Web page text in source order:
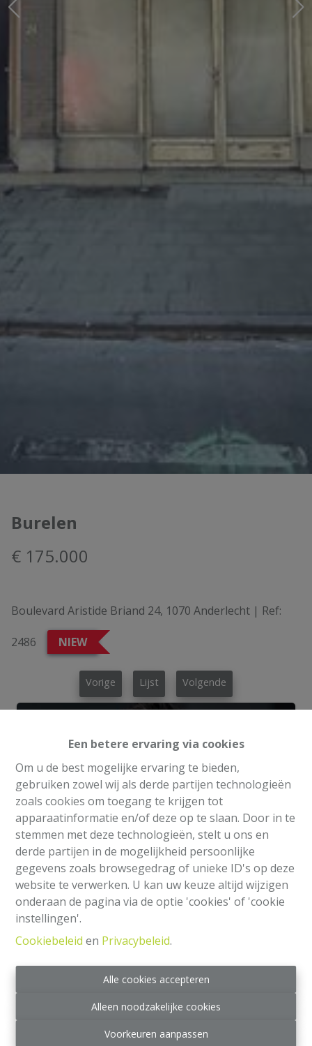
Een betere ervaring via cookies
Om u de best mogelijke ervaring te bieden,
gebruiken zowel wij als derde partijen technologieën
zoals cookies om toegang te krijgen tot
apparaatinformatie en/of deze op te slaan. Door in te
stemmen met deze technologieën, stelt u ons en
derde partijen in de mogelijkheid persoonlijke
gegevens zoals browsegedrag of unieke ID's op deze
website te verwerken. U kan uw keuze altijd wijzigen
onderaan de pagina via de optie 'cookies' of 'cookie
instellingen'.
Cookiebeleid en Privacybeleid.
Alle cookies accepteren
Alleen noodzakelijke cookies
Voorkeuren aanpassen
Burelen
€ 175.000
Boulevard Aristide Briand 24, 1070 Anderlecht | Ref:
2486 NIEW
Vorige Lijst Volgende